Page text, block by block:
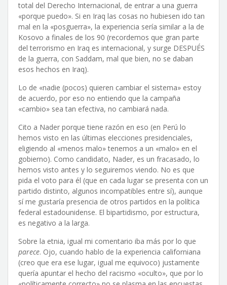
total del Derecho Internacional, de entrar a una guerra
«porque puedo». Si en Iraq las cosas no hubiesen ido tan
mal en la «posguerra», la experiencia sería similar a la de
Kosovo a finales de los 90 (recordemos que gran parte
del terrorismo en Iraq es internacional, y surge DESPUÉS
de la guerra, con Saddam, mal que bien, no se daban
esos hechos en Iraq).
Lo de «nadie (pocos) quieren cambiar el sistema» estoy
de acuerdo, por eso no entiendo que la campaña
«cambio» sea tan efectiva, no cambiará nada.
Cito a Nader porque tiene razón en eso (en Perú lo
hemos visto en las últimas elecciones presidenciales,
eligiendo al «menos malo» tenemos a un «malo» en el
gobierno). Como candidato, Nader, es un fracasado, lo
hemos visto antes y lo seguiremos viendo. No es que
pida el voto para él (que en cada lugar se presenta con un
partido distinto, algunos incompatibles entre sí), aunque
sí me gustaría presencia de otros partidos en la política
federal estadounidense. El bipartidismo, por estructura,
es negativo a la larga.
Sobre la etnia, igual mi comentario iba más por lo que
parece. Ojo, cuando hablo de la experiencia californiana
(creo que era ese lugar, igual me equivoco) justamente
quería apuntar el hecho del racismo «oculto», que por lo